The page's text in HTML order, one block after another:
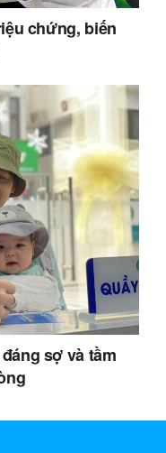
chứng, biến
sợ và tầm